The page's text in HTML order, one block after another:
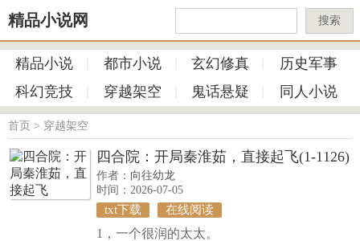
精品小说网 搜索
精品小说 都市小说 玄幻修真
历史军事
科幻竞技
穿越架空 鬼话悬疑 同人小说
首页 > 穿越架空
四合院：开局秦淮茹，直接起飞(1-1126)
作者： 向往幼龙
时间：2026-07-05
txt下载 在线阅读
1，一个很润的太太。